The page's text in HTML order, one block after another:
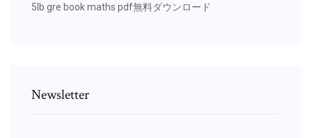
5lb gre book maths pdf無料ダウンロード
Newsletter